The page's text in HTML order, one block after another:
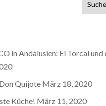
in Andalusien: El Torcal und
Quijote März 18, 2020
Küche! März 11, 2020